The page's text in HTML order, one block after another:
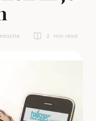
2 min read